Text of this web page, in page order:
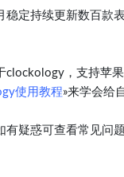
定持续更新数百款
，支持苹
使用教程»来学会给
有疑惑可查看常见问